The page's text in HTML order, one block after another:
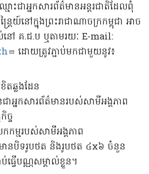
ោះជាអ្នកសារព័ត៌មានអន្តរជាតិដែលពុំ
ៃយ៍នៅក្នុងព្រះរាជាណាចក្រកម្ពុជា អាច
នៅ គ.ជ.ប ឬតាមរយៈ E-mail:
ដោយត្រូវភ្ជាប់មកជាមួយនូវ៖
ឆ្លងដែន
អ្នកសារព័ត៌មានរបស់សាមីអង្គភាព
ច្ច
ម្មរបស់សាមីអង្គភាព
ានបិទរូបថត និងរូបថត ៤x៦ ចំនួន
វើបណ្ណសម្គាល់ខ្លួន។